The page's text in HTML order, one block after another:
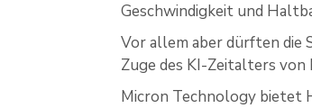
Geschwindigkeit und
Vor allem aber dürften die
Zuge des KI-Zeitalters von
Micron Technology bietet